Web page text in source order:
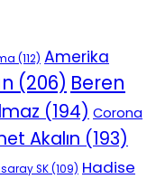
(112) Amerika
(206) Beren
(194) Corona
Akalın (193)
SK(109) Hadise